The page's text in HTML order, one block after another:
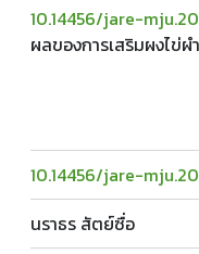
10.14456/jare-
ผลของการเสริมผงไ
10.14456/jare-
นราธร สัตย์ซื่อ